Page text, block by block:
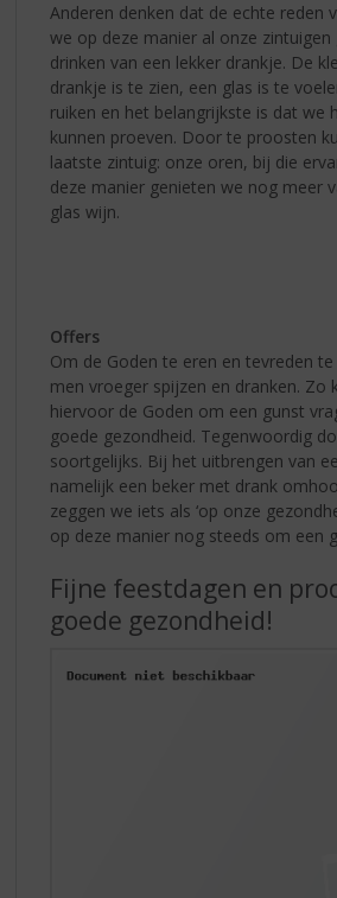
Anderen denken dat de echte reden
we op deze manier al onze zintuigen
drinken van een lekker drankje. De
drankje is te zien, een glas is te
ruiken en het belangrijkste is dat we
kunnen proeven. Door te proosten
laatste zintuig: onze oren, bij die
deze manier genieten we nog meer
glas wijn.
Offers
Om de Goden te eren en tevreden
men vroeger spijzen en dranken. Zo
hiervoor de Goden om een gunst
goede gezondheid. Tegenwoordig
soortgelijks. Bij het uitbrengen van
namelijk een beker met drank
zeggen we iets als ‘op onze
op deze manier nog steeds om een
Fijne feestdagen en
goede gezondheid!